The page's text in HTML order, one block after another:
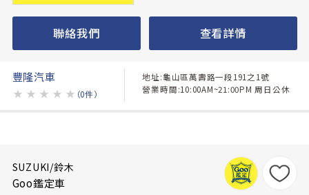
聯絡我們 查看詳情
豐隆汽車
★ ★ ★ ★ ★ （0件）
地址:龜山區萬壽路一段191之1號
營業時間:10:00AM~21:00PM 周日公休
SUZUKI/鈴木
Goo鑑定車